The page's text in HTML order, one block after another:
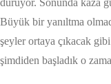
duruyor. Sonunda kaza
Büyük bir yanıltma
şeyler ortaya çıkacak
şimdiden başladık o